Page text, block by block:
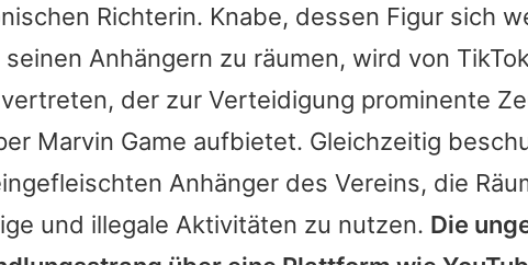
Richterin. Knabe, dessen Figur sich
Anhängern zu räumen, wird von
der zur Verteidigung prominente
Marvin Game aufbietet. Gleichzeitig
Anhänger des Vereins, die
und illegale Aktivitäten zu nutzen. Die